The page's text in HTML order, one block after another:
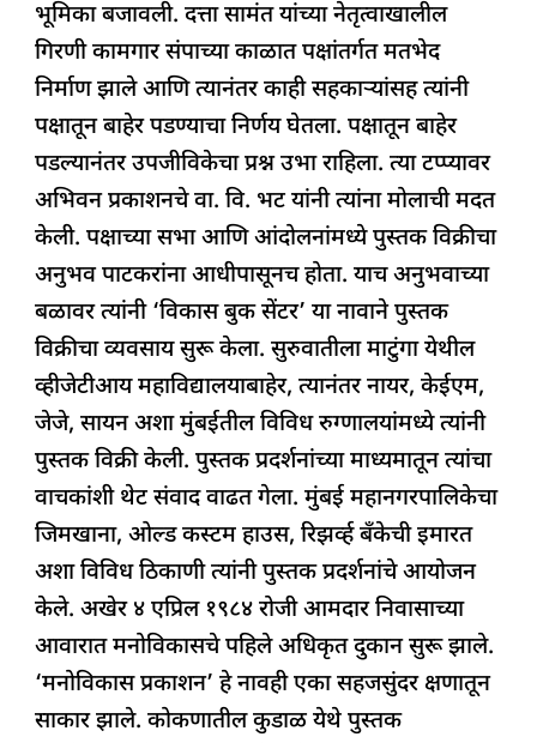
भूमिका बजावली. दत्ता सामंत यांच्या नेतृत्वाखालील
गिरणी कामगार संपाच्या काळात पक्षांतर्गत मतभेद
निर्माण झाले आणि त्यानंतर काही सहकाऱ्यांसह त्यांनी
पक्षातून बाहेर पडण्याचा निर्णय घेतला. पक्षातून बाहेर
पडल्यानंतर उपजीविकेचा प्रश्न उभा राहिला. त्या टप्प्यावर
अभिवन प्रकाशनचे वा. वि. भट यांनी त्यांना मोलाची मदत
केली. पक्षाच्या सभा आणि आंदोलनांमध्ये पुस्तक विक्रीचा
अनुभव पाटकरांना आधीपासूनच होता. याच अनुभवाच्या
बळावर त्यांनी ‘विकास बुक सेंटर’ या नावाने पुस्तक
विक्रीचा व्यवसाय सुरू केला. सुरुवातीला माटुंगा येथील
व्हीजेटीआय महाविद्यालयाबाहेर, त्यानंतर नायर, केईएम,
जेजे, सायन अशा मुंबईतील विविध रुग्णालयांमध्ये त्यांनी
पुस्तक विक्री केली. पुस्तक प्रदर्शनांच्या माध्यमातून त्यांचा
वाचकांशी थेट संवाद वाढत गेला. मुंबई महानगरपालिकेचा
जिमखाना, ओल्ड कस्टम हाउस, रिझर्व्ह बँकेची इमारत
अशा विविध ठिकाणी त्यांनी पुस्तक प्रदर्शनांचे आयोजन
केले. अखेर ४ एप्रिल १९८४ रोजी आमदार निवासाच्या
आवारात मनोविकासचे पहिले अधिकृत दुकान सुरू झाले.
‘मनोविकास प्रकाशन’ हे नावही एका सहजसुंदर क्षणातून
साकार झाले. कोकणातील कुडाळ येथे पुस्तक